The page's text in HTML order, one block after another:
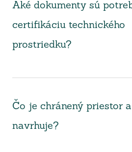
Aké dokumenty sú
certifikáciu technického
prostriedku?
Čo je chránený priestor
navrhuje?